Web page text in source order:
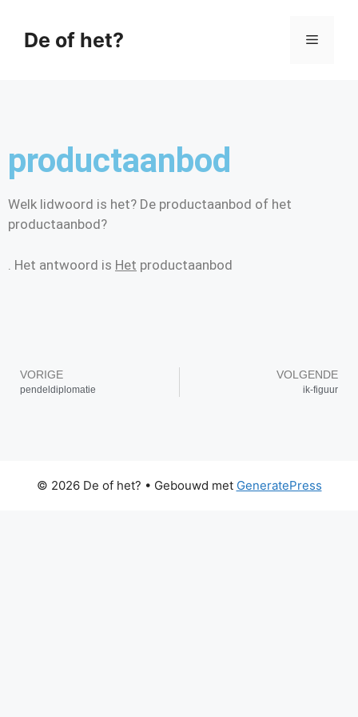
De of het?
productaanbod
Welk lidwoord is het? De productaanbod of het
productaanbod?
. Het antwoord is Het productaanbod
VORIGE
pendeldiplomatie
VOLGENDE
ik-figuur
© 2026 De of het? • Gebouwd met GeneratePress